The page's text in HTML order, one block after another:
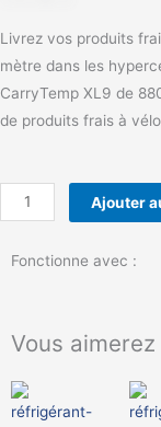
Livrez vos produits
mètre dans les
CarryTemp XL9 de
de produits frais à
quantité
de
Fonctionne avec :
Vous